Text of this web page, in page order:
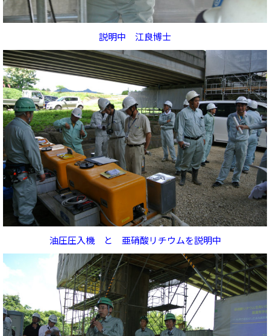
説明中 江良博士
油圧圧入機 と 亜硝酸リチウムを説明中